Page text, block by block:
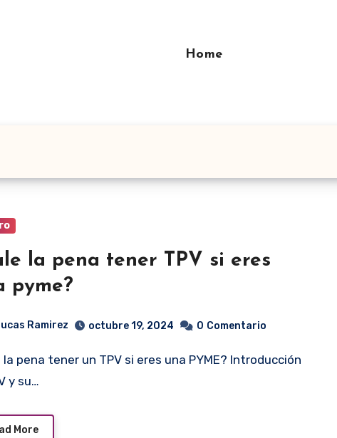
Home
la pena tener TPV si eres
pyme?
Ramirez octubre 19, 2024 0 Comentario
y su…
More